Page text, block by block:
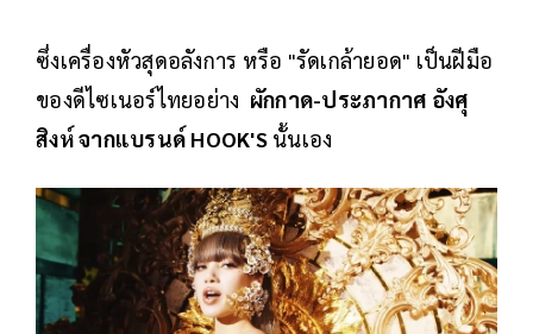
ซึ่งเครื่องหัวสุดอลังการ หรือ "รัดเกล้ายอด" เป็นฝีมือ
ของดีไซเนอร์ไทยอย่าง ผักกาด-ประภากาศ อังศุ
สิงห์ จากแบรนด์ HOOK'Sนั้นเอง